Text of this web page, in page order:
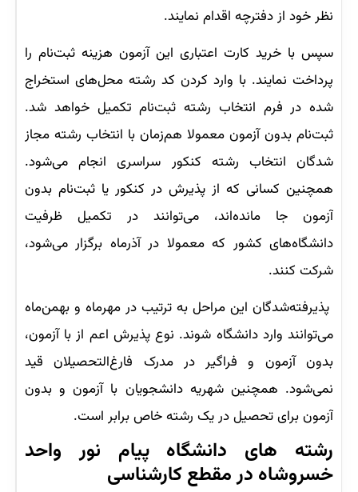
نظر خود از دفترچه اقدام نمایند.
سپس با خرید کارت اعتباری این آزمون هزینه ثبت‌نام را
پرداخت نمایند. با وارد کردن کد رشته محل‌های استخراج
شده در فرم انتخاب رشته ثبت‌نام تکمیل خواهد شد.
ثبت‌نام بدون آزمون معمولا هم‌زمان با انتخاب رشته مجاز
شدگان انتخاب رشته کنکور سراسری انجام می‌شود.
همچنین کسانی که از پذیرش در کنکور یا ثبت‌نام بدون
آزمون جا مانده‌اند، می‌توانند در تکمیل ظرفیت
دانشگاه‌های کشور که معمولا در آذرماه برگزار می‌شود،
شرکت کنند.
پذیرفته‌شدگان این مراحل به ترتیب در مهرماه و بهمن‌ماه
می‌توانند وارد دانشگاه شوند. نوع پذیرش اعم از با آزمون،
بدون آزمون و فراگیر در مدرک فارغ‌التحصیلان قید
نمی‌شود. همچنین شهریه دانشجویان با آزمون و بدون
آزمون برای تحصیل در یک رشته خاص برابر است.
رشته ‌های دانشگاه پیام نور واحد
خسروشاه در مقطع کارشناسی